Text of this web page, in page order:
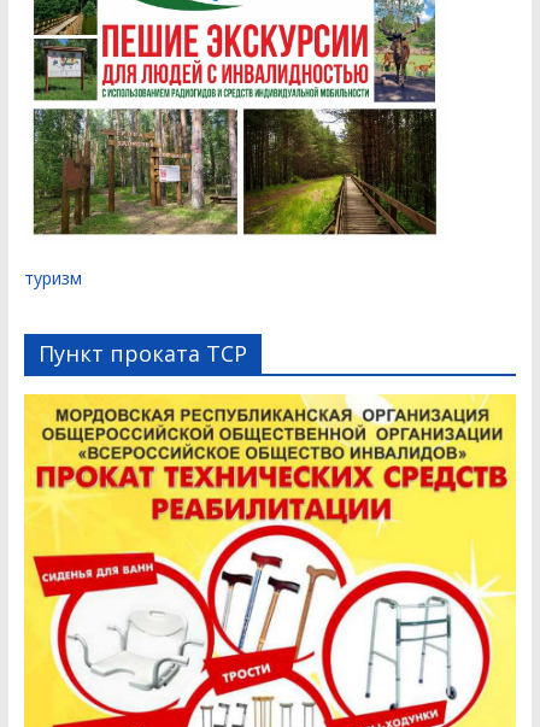
туризм
Пункт проката ТСР